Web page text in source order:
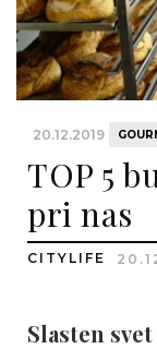
20.12.2019
TOP 5
pri nas
CITYLIFE
Slasten